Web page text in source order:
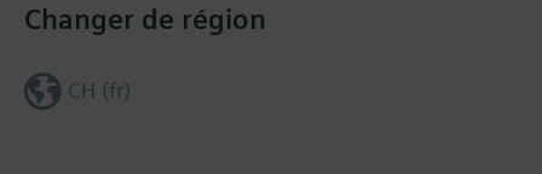
Changer de région
CH (fr)